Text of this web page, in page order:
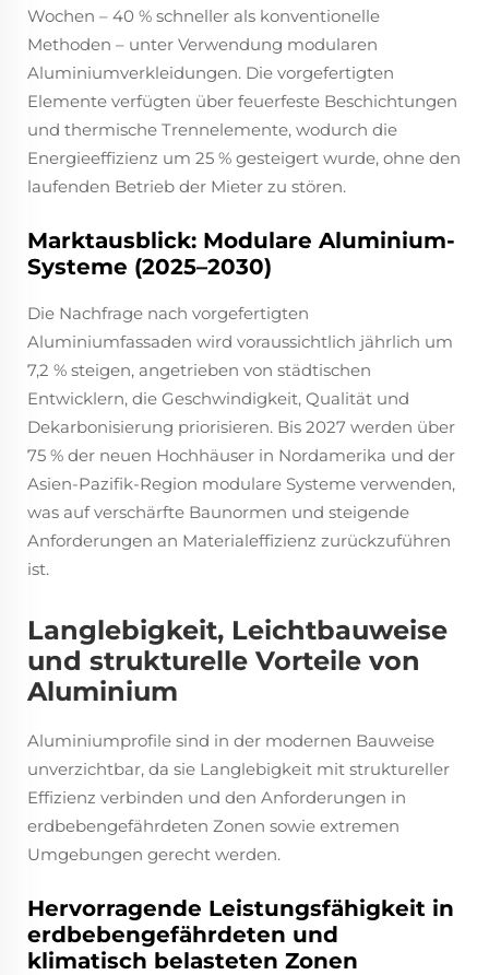
Wochen – 40 % schneller als konventionelle
Methoden – unter Verwendung modularen
Aluminiumverkleidungen. Die vorgefertigten
Elemente verfügten über feuerfeste Beschichtungen
und thermische Trennelemente, wodurch die
Energieeffizienz um 25 % gesteigert wurde, ohne den
laufenden Betrieb der Mieter zu stören.
Marktausblick: Modulare Aluminium-
Systeme (2025–2030)
Die Nachfrage nach vorgefertigten
Aluminiumfassaden wird voraussichtlich jährlich um
7,2 % steigen, angetrieben von städtischen
Entwicklern, die Geschwindigkeit, Qualität und
Dekarbonisierung priorisieren. Bis 2027 werden über
75 % der neuen Hochhäuser in Nordamerika und der
Asien-Pazifik-Region modulare Systeme verwenden,
was auf verschärfte Baunormen und steigende
Anforderungen an Materialeffizienz zurückzuführen
ist.
Langlebigkeit, Leichtbauweise
und strukturelle Vorteile von
Aluminium
Aluminiumprofile sind in der modernen Bauweise
unverzichtbar, da sie Langlebigkeit mit struktureller
Effizienz verbinden und den Anforderungen in
erdbebengefährdeten Zonen sowie extremen
Umgebungen gerecht werden.
Hervorragende Leistungsfähigkeit in
erdbebengefährdeten und
klimatisch belasteten Zonen